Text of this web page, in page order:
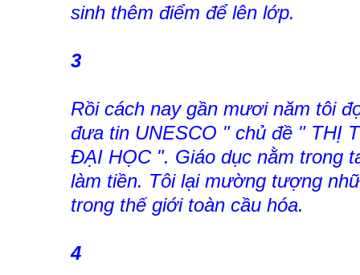
sinh thêm điểm để lên lớp.
3
Rồi cách nay gần mươi năm tôi
đưa tin UNESCO " chủ đề " THỊ
ĐẠI HỌC ". Giáo dục nằm trong
làm tiền. Tôi lại mường tượng
trong thế giới toàn cầu hóa.
4